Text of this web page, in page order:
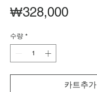
₩328,000가
수량 *
카트추가